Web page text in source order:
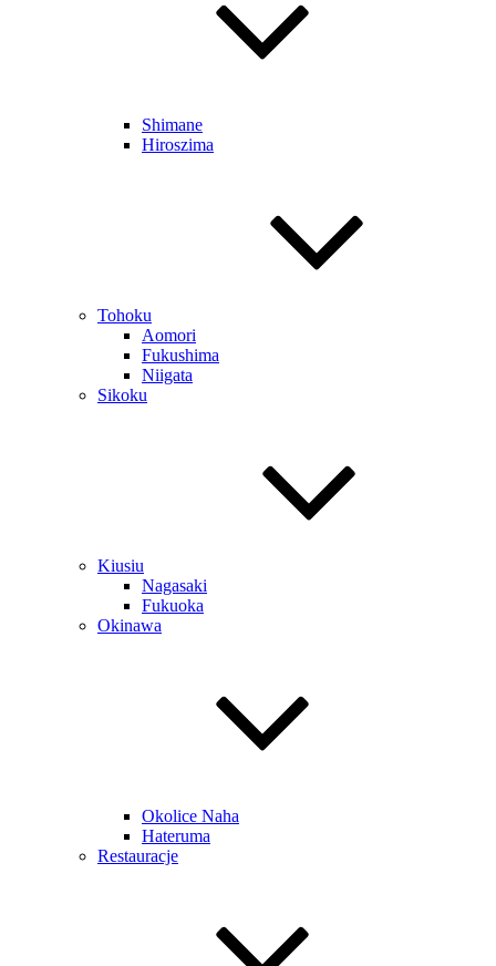
Shimane
Hiroszima
Tohoku
Aomori
Fukushima
Niigata
Sikoku
Kiusiu
Nagasaki
Fukuoka
Okinawa
Okolice Naha
Hateruma
Restauracje